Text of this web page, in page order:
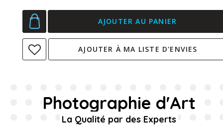
AJOUTER AU PANIER
AJOUTER À MA LISTE D'ENVIES
Photographie d'Art
La Qualité par des Experts